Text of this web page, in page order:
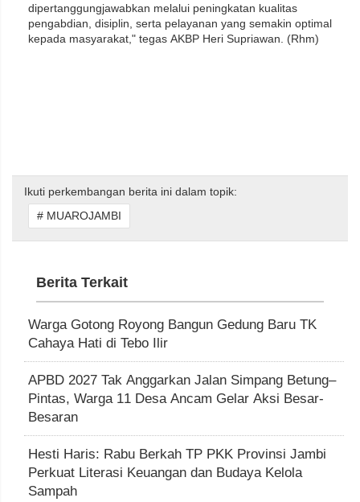
dipertanggungjawabkan melalui peningkatan kualitas
pengabdian, disiplin, serta pelayanan yang semakin optimal
kepada masyarakat," tegas AKBP Heri Supriawan. (Rhm)
Ikuti perkembangan berita ini dalam topik:
# MUAROJAMBI
Berita Terkait
Warga Gotong Royong Bangun Gedung Baru TK
Cahaya Hati di Tebo Ilir
APBD 2027 Tak Anggarkan Jalan Simpang Betung–
Pintas, Warga 11 Desa Ancam Gelar Aksi Besar-
Besaran
Hesti Haris: Rabu Berkah TP PKK Provinsi Jambi
Perkuat Literasi Keuangan dan Budaya Kelola
Sampah